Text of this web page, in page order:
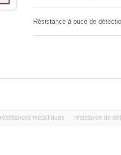
Résistance à puce de
résistances métalliques résistance de